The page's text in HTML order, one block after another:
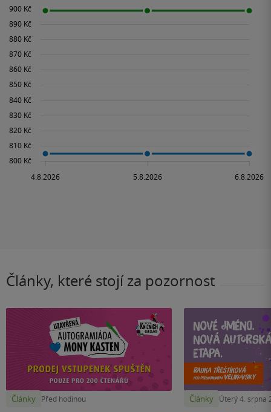
Články, které stojí za pozornost
Články Před hodinou Články Úterý 4. srpna